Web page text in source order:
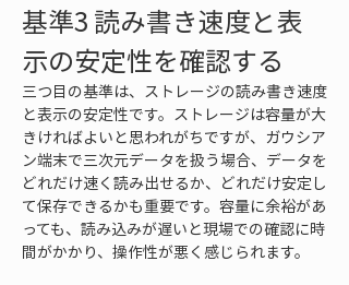
基準3 読み書き速度と表
示の安定性を確認する
三つ目の基準は、ストレージの読み書き速度
と表示の安定性です。ストレージは容量が大
きければよいと思われがちですが、ガウシア
ン端末で三次元データを扱う場合、データを
どれだけ速く読み出せるか、どれだけ安定し
て保存できるかも重要です。容量に余裕があ
っても、読み込みが遅いと現場での確認に時
間がかかり、操作性が悪く感じられます。